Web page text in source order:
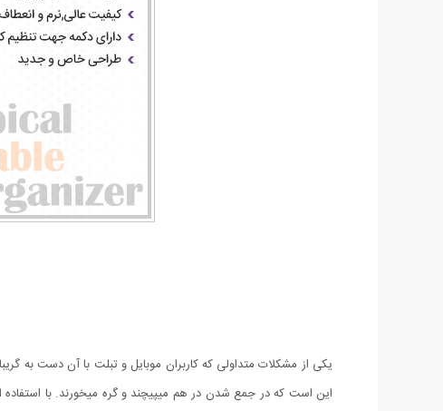
یکی از مشکلات متداولی که کاربران موبایل و تبلت با آن دست به